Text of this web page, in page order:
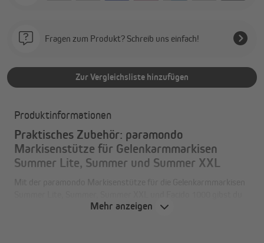
Fragen zum Produkt? Schreib uns einfach!
Zur Vergleichsliste hinzufügen
Produktinformationen
Praktisches Zubehör: paramondo
Markisenstütze für Gelenkarmmarkisen
Summer Lite, Summer und Summer XXL
deiner Sonnenschutzmarkise bei leichtem Wind mehr Stabilität.
Mehr anzeigen